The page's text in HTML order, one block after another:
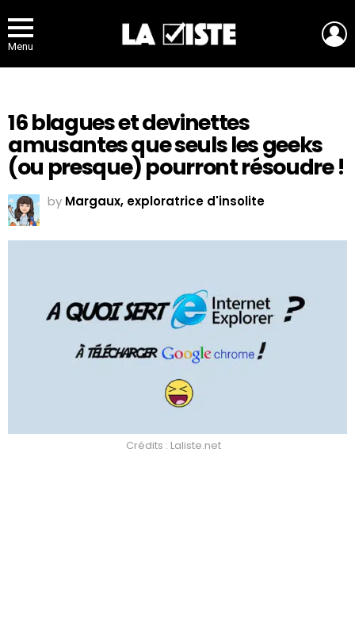
Menu
16 blagues et devinettes
amusantes que seuls les geeks
(ou presque) pourront résoudre !
by Margaux, exploratrice d'insolite
Crédits : Laliste.net